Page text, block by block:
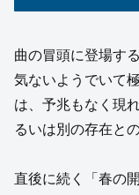
曲の冒頭に登場す
気ないようでいて
は、予兆もなく現
るいは別の存在と
直後に続く「春の